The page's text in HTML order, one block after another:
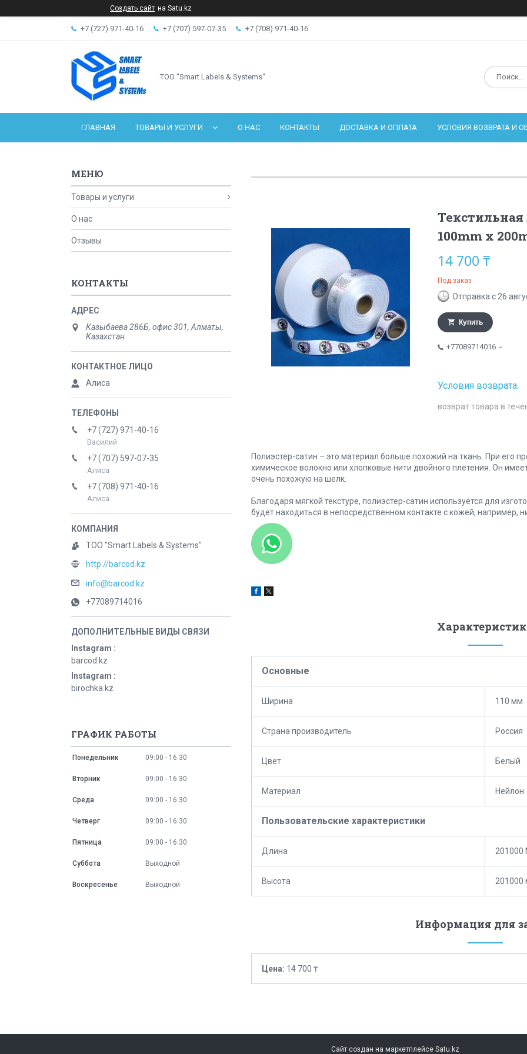
Создать сайт на Satu.kz
+7 (727) 971-40-16 +7 (707) 597-07-35 +7 (708) 971-40-16
ТОО "Smart Labels & Systems"
ГЛАВНАЯ ТОВАРЫ И УСЛУГИ О НАС КОНТАКТЫ ДОСТАВКА И ОПЛАТА УСЛОВИЯ ВОЗВРАТА И
Текстильная
100mm x
14 700 ₸
Под заказ
Отправка с 26
Купить
+77089714016
возврат товара в
Полиэстер-сатин – это материал больше похожий на ткань. При его
химическое волокно или хлопковые нити двойного плетения. Он
очень похожую на шелк.
Благодаря мягкой текстуре, полиэстер-сатин используется для
будет находиться в непосредственном контакте с кожей,
Основные
Ширина 110 мм
Страна производитель Россия
Цвет Белый
Материал Нейлон
Пользовательские характеристики
Длина 201000
Высота 201000
Информация для
Цена: 14 700 ₸
Товары и услуги
О нас
Отзывы
КОНТАКТЫ
Казыбаева 286Б, офис 301, Алматы,
Казахстан
Алиса
+7 (727) 971-40-16
Василий
+7 (707) 597-07-35
Алиса
+7 (708) 971-40-16
Алиса
ТОО "Smart Labels & Systems"
http://barcod.kz
info@barcod.kz
+77089714016
Instagram
barcod.kz
Instagram
birochka.kz
ГРАФИК РАБОТЫ
Понедельник 09:00 16:30
Вторник 09:00 16:30
Среда 09:00 16:30
Четверг 09:00 16:30
Пятница 09:00 16:30
Суббота Выходной
Воскресенье Выходной
Сайт создан на маркетплейсе Satu.kz